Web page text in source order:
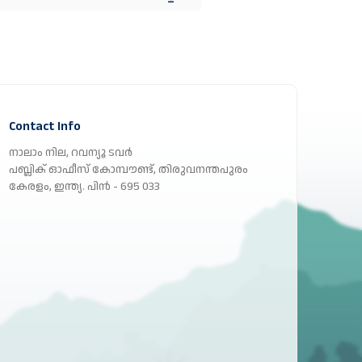
Contact Info
നാലാം നില, റവന്യൂ ടവർ
പബ്ലിക് ഓഫീസ് കോമ്പൗണ്ട്, തിരുവനന്തപുരം
കേരളം, ഇന്ത്യ. പിൻ - 695 033